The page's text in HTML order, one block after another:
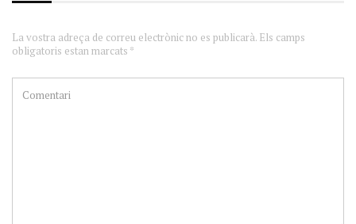
La vostra adreça de correu electrònic no es publicarà. Els camps
obligatoris estan marcats *